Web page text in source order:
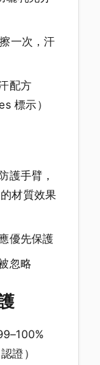
一次，汗
配方
標示）
護手臂，
材質效果
優先保護
忽略
證）